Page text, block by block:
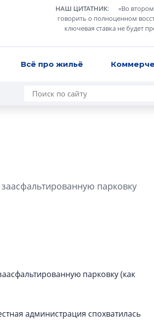
НАШ ЦИТАТНИК: «Во
говорить о полноценном
ключевая ставка не будет
Всё про жильё
парковку
парковку (как
администрация спохватилась
визуальной
Александр
О потенциале